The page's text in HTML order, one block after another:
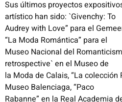
Sus últimos proyectos
artístico han sido: `Givenchy: To
Audrey with Love” para el
“La Moda Romántica” para el
Museo Nacional del
retrospective` en el Museo de
la Moda de Calais, “La colección
Museo Balenciaga, “Paco
Rabanne” en la Real Academia